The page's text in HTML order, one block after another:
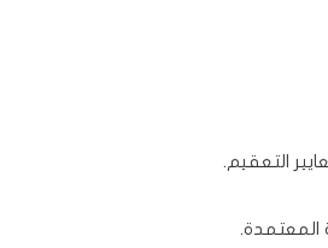
التعقيم.
المعتمدة.